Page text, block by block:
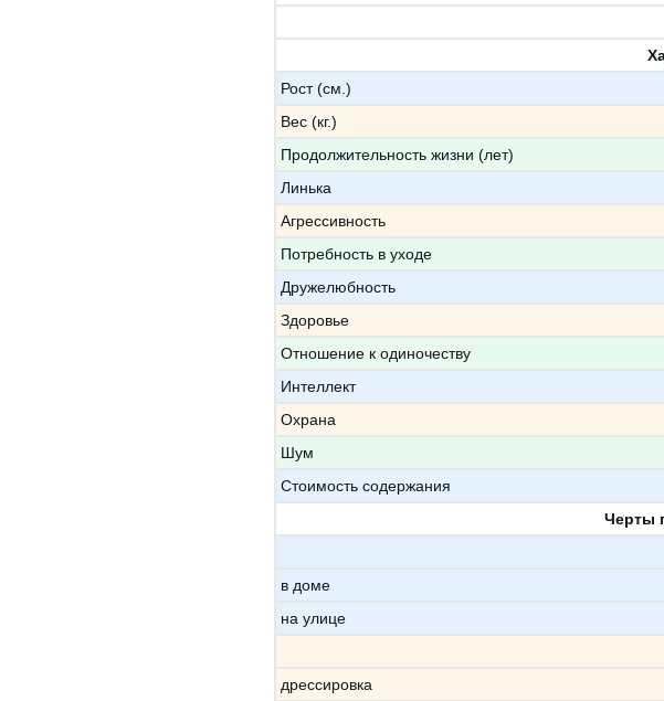
Рост (см.)
Вес (кг.)
Продолжительность жизни (лет)
Линька
Агрессивность
Потребность в уходе
Дружелюбность
Здоровье
Отношение к одиночеству
Интеллект
Охрана
Шум
Стоимость содержания
Черты
в доме
на улице
дрессировка